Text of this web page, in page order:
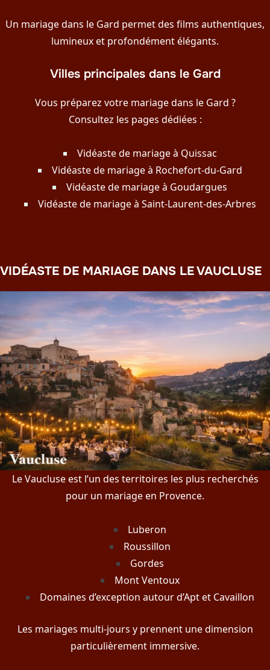
Un mariage dans le Gard permet des films authentiques,
lumineux et profondément élégants.
Villes principales dans le Gard
Vous préparez votre mariage dans le Gard ?
Consultez les pages dédiées :
Vidéaste de mariage à Quissac
Vidéaste de mariage à Rochefort-du-Gard
Vidéaste de mariage à Goudargues
Vidéaste de mariage à Saint-Laurent-des-Arbres
VIDÉASTE DE MARIAGE DANS LE VAUCLUSE
Le Vaucluse est l’un des territoires les plus recherchés
pour un mariage en Provence.
Luberon
Roussillon
Gordes
Mont Ventoux
Domaines d’exception autour d’Apt et Cavaillon
Les mariages multi-jours y prennent une dimension
particulièrement immersive.